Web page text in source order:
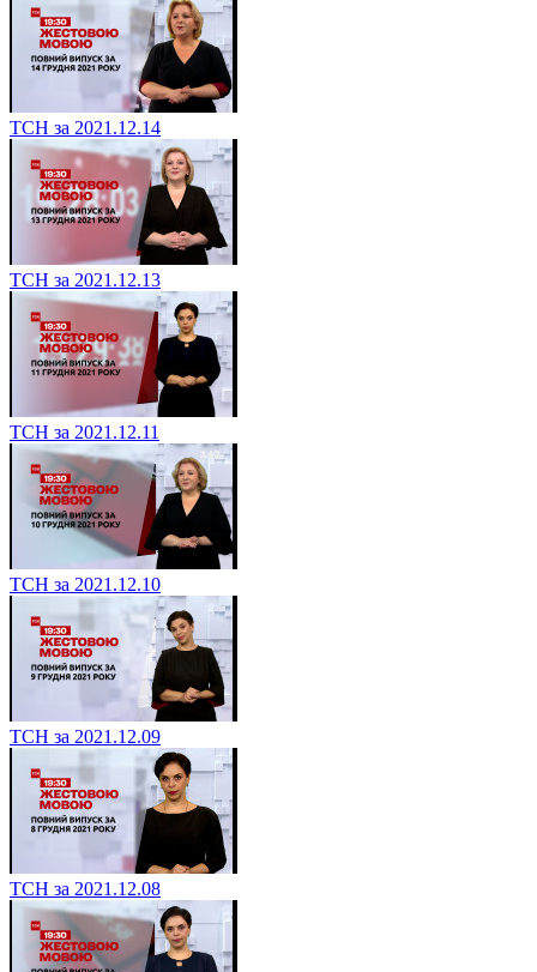
ТСН за 2021.12.14
ТСН за 2021.12.13
ТСН за 2021.12.11
ТСН за 2021.12.10
ТСН за 2021.12.09
ТСН за 2021.12.08